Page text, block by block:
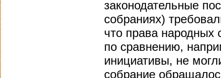
законодательные
собраниях)
что права
по сравнению,
инициативы, не
собрание